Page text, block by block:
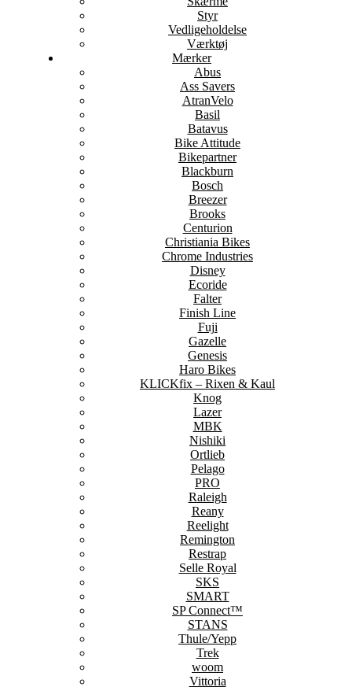
Styr
Vedligeholdelse
Værktøj
Mærker
Abus
Ass Savers
AtranVelo
Basil
Batavus
Bike Attitude
Bikepartner
Blackburn
Bosch
Breezer
Brooks
Centurion
Christiania Bikes
Chrome Industries
Disney
Ecoride
Falter
Finish Line
Fuji
Gazelle
Genesis
Haro Bikes
KLICKfix – Rixen & Kaul
Knog
Lazer
MBK
Nishiki
Ortlieb
Pelago
PRO
Raleigh
Reany
Reelight
Remington
Restrap
Selle Royal
SKS
SMART
SP Connect™
STANS
Thule/Yepp
Trek
woom
Vittoria